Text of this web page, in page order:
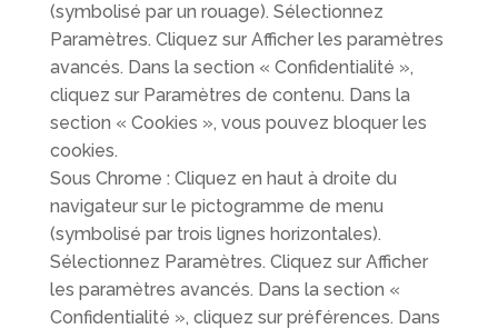
(symbolisé par un rouage). Sélectionnez
Paramètres. Cliquez sur Afficher les paramètres
avancés. Dans la section « Confidentialité »,
cliquez sur Paramètres de contenu. Dans la
section « Cookies », vous pouvez bloquer les
cookies.
Sous Chrome : Cliquez en haut à droite du
navigateur sur le pictogramme de menu
(symbolisé par trois lignes horizontales).
Sélectionnez Paramètres. Cliquez sur Afficher
les paramètres avancés. Dans la section «
Confidentialité », cliquez sur préférences. Dans